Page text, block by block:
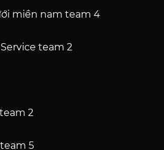
miền nam team 4
team 2
2
5